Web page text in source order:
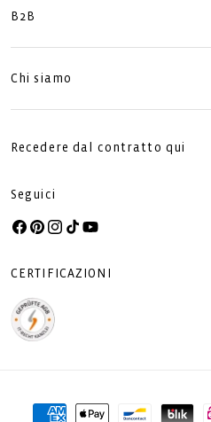
B2B
Chi siamo
Recedere dal contratto qui
Seguici
Facebook
Pinterest
Instagram
TikTokYouTube
CERTIFICAZIONI
Metodi